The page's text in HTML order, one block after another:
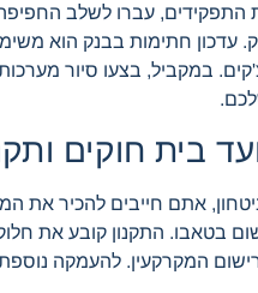
התפקידים, עברו לשלב
עדכון חתימות בבנק הוא
במקביל, בצעו סיור
בית חוקים
אתם חייבים להכיר את
בטאבו. התקנון קובע את
המקרקעין. להעמקה נוספת